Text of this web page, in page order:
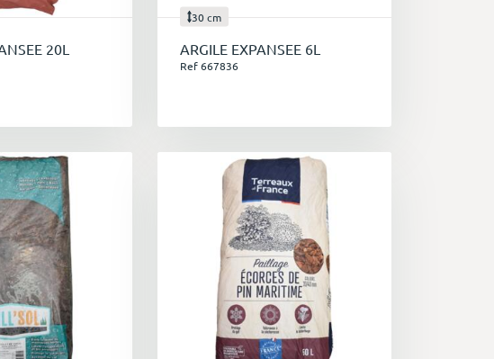
pour les plantes acidophiles.
parfait pour les plantes aquatiques et les
solutions spécifiques
proposons des terreaux adaptés à leurs exigences :
20L
30 cm
ARGILE EXPANSEE 6L
Ref 667836